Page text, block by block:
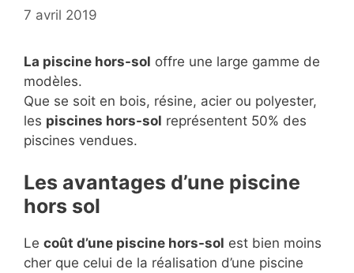
7 avril 2019
La piscine hors-sol offre une large gamme de
modèles.
Que se soit en bois, résine, acier ou polyester,
les piscines hors-sol représentent 50% des
piscines vendues.
Les avantages d’une piscine
hors sol
Le coût d’une piscine hors-sol est bien moins
cher que celui de la réalisation d’une piscine